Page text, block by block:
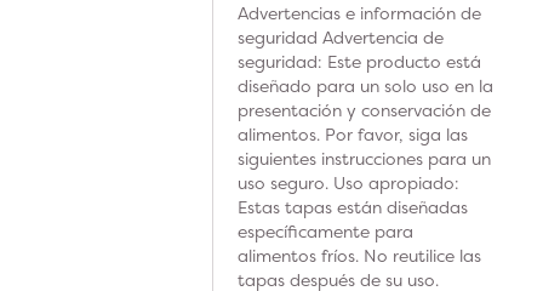
Advertencias e información de
seguridad Advertencia de
seguridad: Este producto está
diseñado para un solo uso en la
presentación y conservación de
alimentos. Por favor, siga las
siguientes instrucciones para un
uso seguro. Uso apropiado:
Estas tapas están diseñadas
específicamente para
alimentos fríos. No reutilice las
tapas después de su uso.